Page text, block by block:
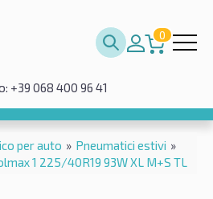
0
+39 068 400 96 41
per auto » Pneumatici estivi »
1 225/40R19 93W XL M+S TL